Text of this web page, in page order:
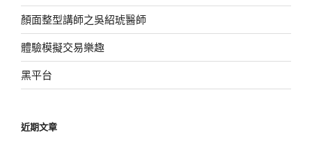
顏面整型講師之吳紹琥醫師
體驗模擬交易樂趣
黑平台
近期文章